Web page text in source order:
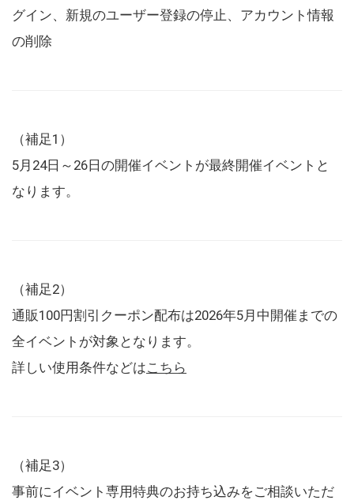
グイン、新規のユーザー登録の停止、アカウント情報
の削除
（補足1）
5月24日～26日の開催イベントが最終開催イベントと
なります。
（補足2）
通販100円割引クーポン配布は2026年5月中開催までの
全イベントが対象となります。
詳しい使用条件などはこちら
（補足3）
事前にイベント専用特典のお持ち込みをご相談いただ